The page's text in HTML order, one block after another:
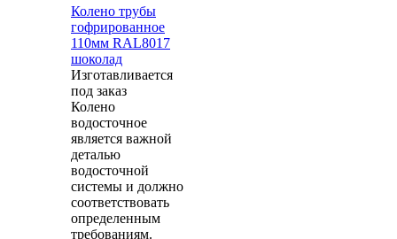
Колено трубы
гофрированное
110мм RAL8017
шоколад
Изготавливается
под заказ
Колено
водосточное
является важной
деталью
водосточной
системы и должно
соответствовать
определенным
требованиям.